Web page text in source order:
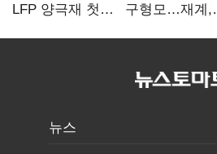
LFP 양극재 첫
ESS 시장 공략
구형모…재계,
전성시대
뉴스